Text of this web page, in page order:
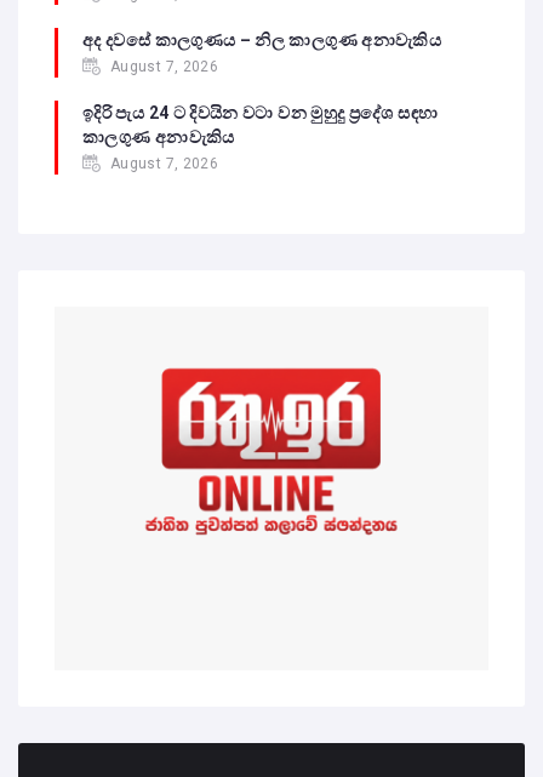
අද දවසේ කාලගුණය – නිල කාලගුණ අනාවැකිය
August 7, 2026
ඉදිරි පැය 24 ට දිවයින වටා වන මුහුදු ප්‍රදේශ සඳහා
කාලගුණ අනාවැකිය
August 7, 2026